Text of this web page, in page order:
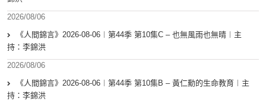
2026/08/06
《人間錦言》2026-08-06︱第44季 第10集C – 也無風雨也無晴︱主
持：李錦洪
2026/08/06
《人間錦言》2026-08-06︱第44季 第10集B – 黃仁勳的生命教育︱主
持：李錦洪